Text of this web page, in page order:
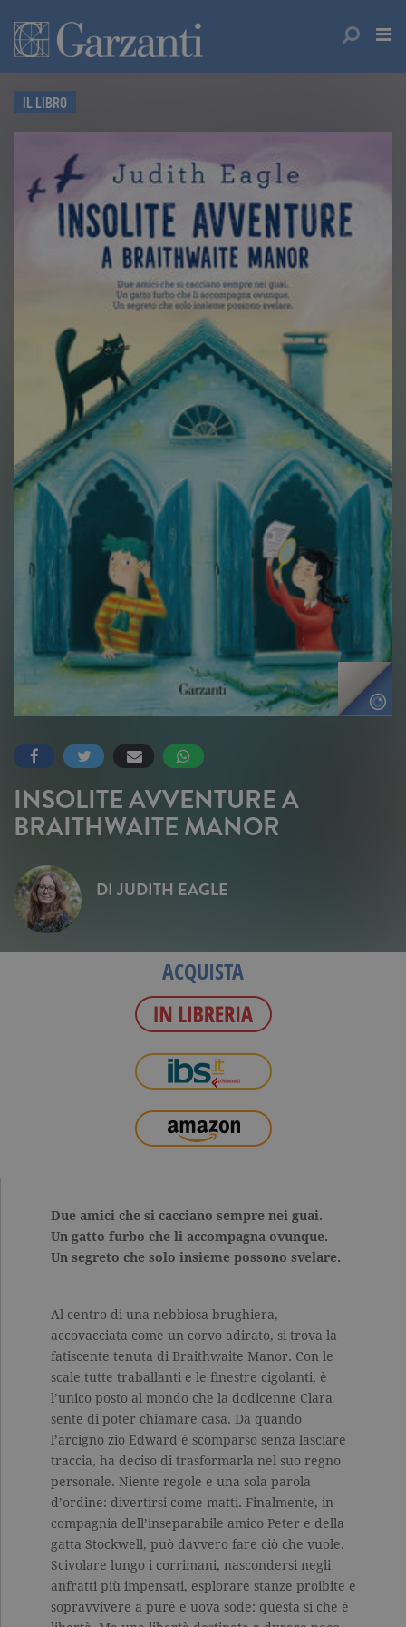
IL LIBRO
INSOLITE AVVENTURE A
BRAITHWAITE MANOR
DI JUDITH EAGLE
ACQUISTA
Due amici che si cacciano sempre nei guai.
Un gatto furbo che li accompagna ovunque.
Un segreto che solo insieme possono svelare.
Al centro di una nebbiosa brughiera,
accovacciata come un corvo adirato, si trova la
fatiscente tenuta di Braithwaite Manor. Con le
scale tutte traballanti e le finestre cigolanti, è
l’unico posto al mondo che la dodicenne Clara
sente di poter chiamare casa. Da quando
l’arcigno zio Edward è scomparso senza lasciare
traccia, ha deciso di trasformarla nel suo regno
personale. Niente regole e una sola parola
d’ordine: divertirsi come matti. Finalmente, in
compagnia dell’inseparabile amico Peter e della
gatta Stockwell, può davvero fare ciò che vuole.
Scivolare lungo i corrimani, nascondersi negli
anfratti più impensati, esplorare stanze proibite e
sopravvivere a purè e uova sode: questa sì che è